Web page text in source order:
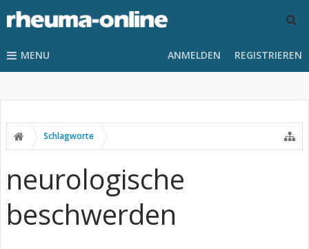
MENU ANMELDEN REGISTRIEREN
Schlagworte
neurologische
beschwerden